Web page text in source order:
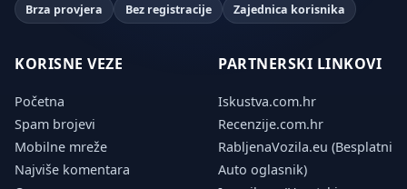
Brza provjera Bez registracije Zajednica korisnika
KORISNE VEZE
Početna
Spam brojevi
Mobilne mreže
Najviše komentara
PARTNERSKI LINKOVI
Iskustva.com.hr
Recenzije.com.hr
RabljenaVozila.eu (Besplatni
Auto oglasnik)